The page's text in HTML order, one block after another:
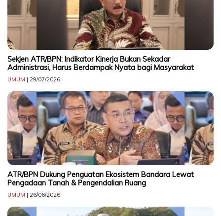
Delidaily
Allright
CONTACT
US
Upi
Themes
Tower
Level
99,
Jl.
Merdeka
17,
Jakarta,
12345
Telp:
123456789
PT
Sekjen ATR/BPN: Indikator Kinerja Bukan Sekadar
Administrasi, Harus Berdampak Nyata bagi Masyarakat
UMUM | 29/07/2026
ATR/BPN Dukung Penguatan Ekosistem Bandara Lewat
Pengadaan Tanah & Pengendalian Ruang
UMUM | 26/06/2026